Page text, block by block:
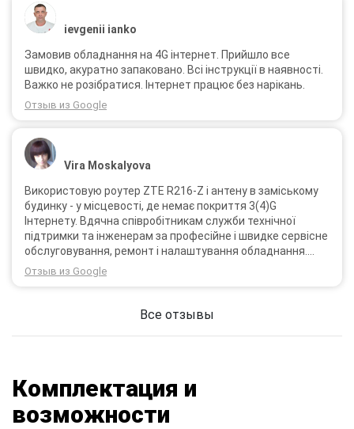
ievgenii ianko
Замовив обладнання на 4G інтернет. Прийшло все
швидко, акуратно запаковано. Всі інструкції в наявності.
Важко не розібратися. Інтернет працює без нарікань.
Отзыв из Google
Vira Moskalyova
Використовую роутер ZTE R216-Z і антену в заміському
будинку - у місцевості, де немає покриття 3(4)G
Інтернету. Вдячна співробітникам служби технічної
підтримки та інженерам за професійне і швидке сервісне
обслуговування, ремонт і налаштування обладнання.
Через 3 роки після покупки я не шкодую про прийняте
тоді рішення придбати обладнання в компанії 3G star
Отзыв из Google
Все отзывы
Комплектация и
возможности